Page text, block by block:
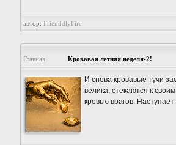
автор: FrienddlyFire
Главная Кровавая летняя неделя-2!
И снова кровавые тучи
велика, стекаются к
кровью врагов.